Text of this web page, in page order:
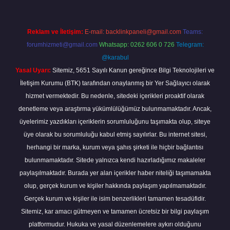
Reklam ve İletişim: E-mail: backlinkpaneli@gmail.com Teams:
forumhizmeti@gmail.com Whatsapp: 0262 606 0 726 Telegram:
@karabul
Yasal Uyarı: Sitemiz, 5651 Sayılı Kanun gereğince Bilgi Teknolojileri ve
İletişim Kurumu (BTK) tarafından onaylanmış bir Yer Sağlayıcı olarak
hizmet vermektedir. Bu nedenle, sitedeki içerikleri proaktif olarak
denetleme veya araştırma yükümlülüğümüz bulunmamaktadır. Ancak,
üyelerimiz yazdıkları içeriklerin sorumluluğunu taşımakta olup, siteye
üye olarak bu sorumluluğu kabul etmiş sayılırlar. Bu internet sitesi,
herhangi bir marka, kurum veya şahıs şirketi ile hiçbir bağlantısı
bulunmamaktadır. Sitede yalnızca kendi hazırladığımız makaleler
paylaşılmaktadır. Burada yer alan içerikler haber niteliği taşımamakta
olup, gerçek kurum ve kişiler hakkında paylaşım yapılmamaktadır.
Gerçek kurum ve kişiler ile isim benzerlikleri tamamen tesadüfidir.
Sitemiz, kar amacı gütmeyen ve tamamen ücretsiz bir bilgi paylaşım
platformudur. Hukuka ve yasal düzenlemelere aykırı olduğunu